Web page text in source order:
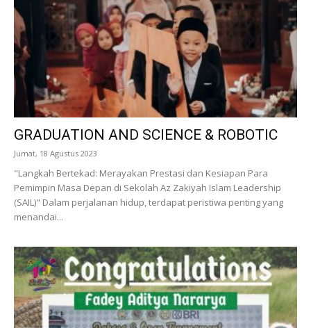
GRADUATION AND SCIENCE & ROBOTIC
Jumat, 18 Agustus 2023
"Langkah Bertekad: Merayakan Prestasi dan Kesiapan Para
Pemimpin Masa Depan di Sekolah Az Zakiyah Islam Leadership
(SAIL)" Dalam perjalanan hidup, terdapat peristiwa penting yang
menandai...